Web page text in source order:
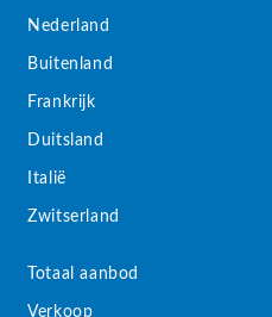
Nederland
Buitenland
Frankrijk
Duitsland
Italië
Zwitserland
Totaal aanbod
Verkoop